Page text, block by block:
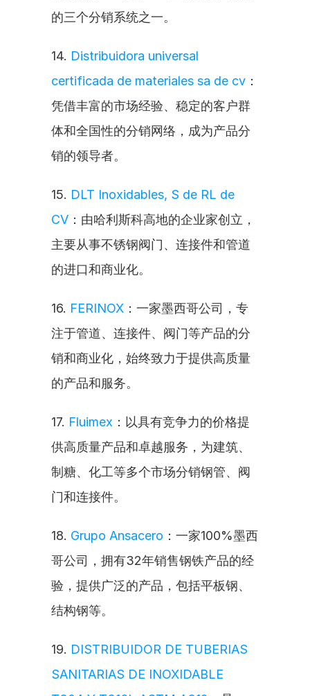
的三个分销系统之一。
14. Distribuidora universal
certificada de materiales sa de cv ：
凭借丰富的市场经验、稳定的客户群
体和全国性的分销网络，成为产品分
销的领导者。
15. DLT Inoxidables, S de RL de
CV ：由哈利斯科高地的企业家创立，
主要从事不锈钢阀门、连接件和管道
的进口和商业化。
16. FERINOX ：一家墨西哥公司，专
注于管道、连接件、阀门等产品的分
销和商业化，始终致力于提供高质量
的产品和服务。
17. Fluimex ：以具有竞争力的价格提
供高质量产品和卓越服务，为建筑、
制糖、化工等多个市场分销钢管、阀
门和连接件。
18. Grupo Ansacero ：一家100%墨西
哥公司，拥有32年销售钢铁产品的经
验，提供广泛的产品，包括平板钢、
结构钢等。
19. DISTRIBUIDOR DE TUBERIAS
SANITARIAS DE INOXIDABLE